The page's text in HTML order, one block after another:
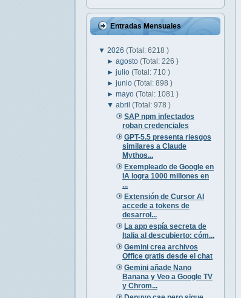
Entradas Mensuales
▼ 2026 (Total: 6218 )
►agosto(Total: 226 )
►julio(Total: 710 )
►junio(Total: 898 )
►mayo(Total: 1081 )
▼abril(Total: 978 )
SAP npm infectados
roban credenciales
GPT-5.5 presenta riesgos
similares a Claude
Mythos...
Exempleado de Google en
IA logra 1000 millones en
...
Extensión de Cursor AI
accede a tokens de
desarrol...
La app espía secreta de
Italia al descubierto: cóm...
Gemini crea archivos
Office gratis desde el chat
Gemini añade Nano
Banana y Veo a Google TV
y Chrom...